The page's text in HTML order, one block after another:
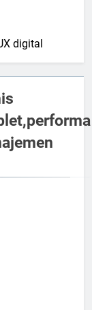
digital